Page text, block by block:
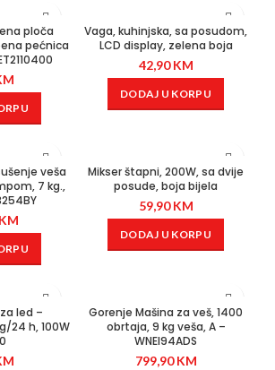
ploča
pećnica
Vaga, kuhinjska, sa posudom,
LCD display, zelena boja
42,90KM
DODAJ U KORPU
veša
7 kg.,
KM
Mikser štapni, 200W, sa dvije
posude, boja bijela
59,90KM
DODAJ U KORPU
led –
24 h, 100W
Gorenje Mašina za veš, 1400
obrtaja, 9 kg veša, A –
WNEI94ADS
799,90KM